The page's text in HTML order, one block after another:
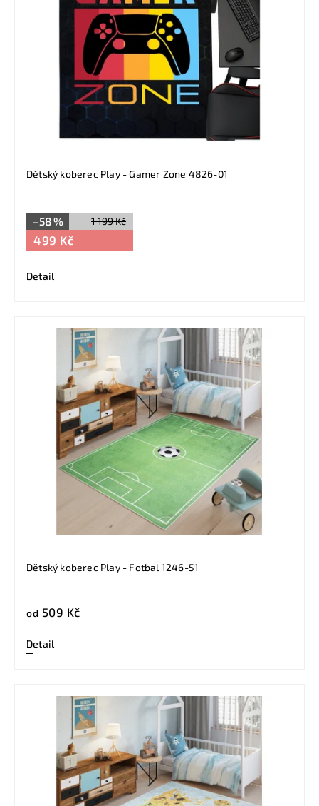
Dětský koberec Play - Gamer Zone 4826-01
1 199 Kč
–58 %
499 Kč
Detail
Dětský koberec Play - Fotbal 1246-51
od 509 Kč
Detail